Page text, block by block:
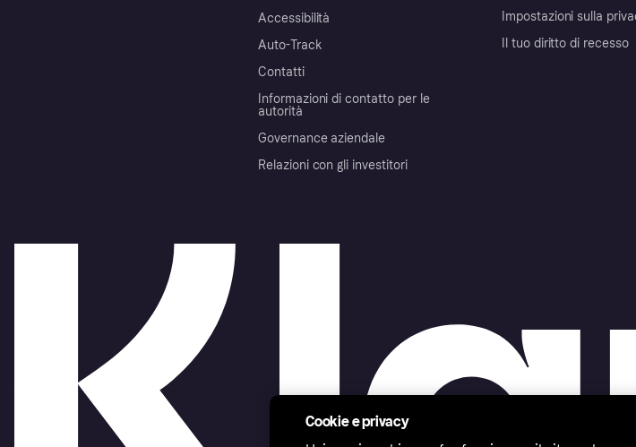
Accessibilità
Auto-Track
Contatti
Informazioni di contatto per le
autorità
Governance aziendale
Relazioni con gli investitori
Impostazioni sulla
Il tuo diritto di recesso
Cookie e privacy